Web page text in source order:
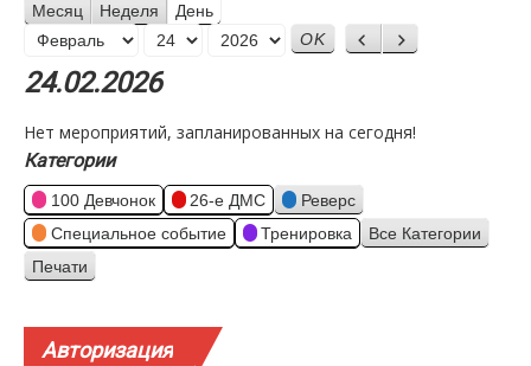
Месяц Неделя День
Месяц
День
Год
Назад
Вперед
24.02.2026
Нет мероприятий, запланированных на сегодня!
Категории
100 Девчонок 26-е ДМС
Реверс
Специальное событие
Тренировка Все Категории
Просмотр
Печати
Авторизация